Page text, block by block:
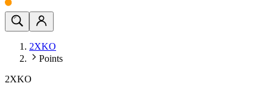
2XKO
Points
2XKO